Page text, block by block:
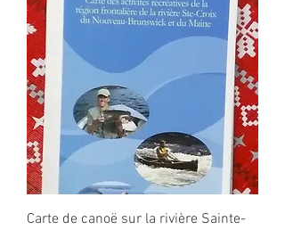
Carte de canoë sur la rivière Sainte-